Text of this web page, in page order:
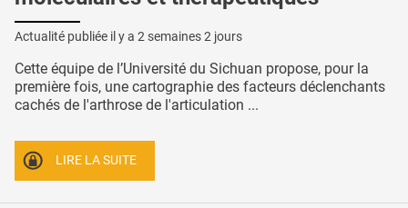
Actualité publiée il y a 2 semaines 2 jours
Cette équipe de l’Université du Sichuan propose, pour la
première fois, une cartographie des facteurs déclenchants
cachés de l'arthrose de l'articulation ...
LIRE LA SUITE